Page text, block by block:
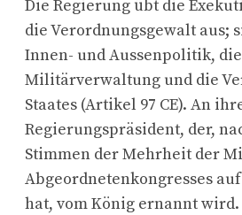
Die Regierung übt die
die Verordnungsgewalt aus;
Innen- und Aussenpolitik,
Militärverwaltung und die
Staates (Artikel 97 CE). An
Regierungspräsident, der,
Stimmen der Mehrheit der
Abgeordnetenkongresses
hat, vom König ernannt